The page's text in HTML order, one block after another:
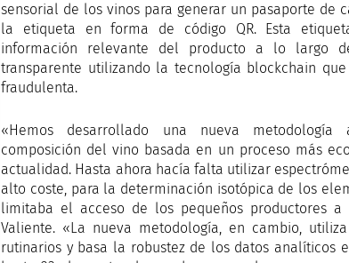
sensorial de los vinos para generar un pasaporte de
la etiqueta en forma de código QR. Esta
información relevante del producto a lo largo
transparente utilizando la tecnología blockchain
fraudulenta.
«Hemos desarrollado una nueva
composición del vino basada en un proceso más
actualidad. Hasta ahora hacía falta utilizar
alto coste, para la determinación isotópica de los
limitaba el acceso de los pequeños productores a
Valiente. «La nueva metodología, en cambio,
rutinarios y basa la robustez de los datos analíticos